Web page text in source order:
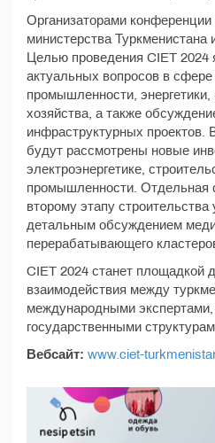
Организаторами
министерства
Целью проведения CIET 2024
актуальных вопросов в сфере
промышленности, энергетики,
хозяйства, а также
инфраструктурных проектов.
будут рассмотрены новые
электроэнергетике,
промышленности. Отдельная
второму этапу строительства
детальным обсуждением
перерабатывающего
CIET 2024 станет площадкой
взаимодействия между
международными
государственными
Вебсайт: www.ciet-